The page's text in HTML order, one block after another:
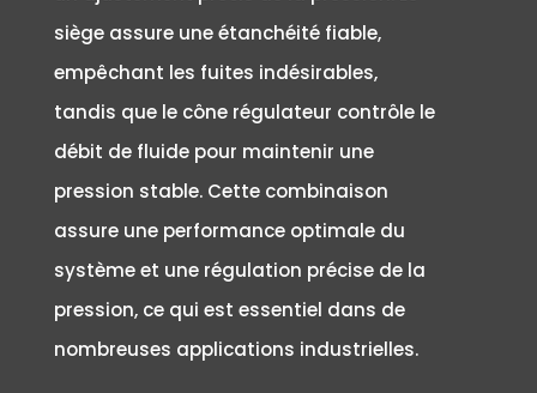
siège assure une étanchéité fiable,
empêchant les fuites indésirables,
tandis que le cône régulateur contrôle le
débit de fluide pour maintenir une
pression stable. Cette combinaison
assure une performance optimale du
système et une régulation précise de la
pression, ce qui est essentiel dans de
nombreuses applications industrielles.